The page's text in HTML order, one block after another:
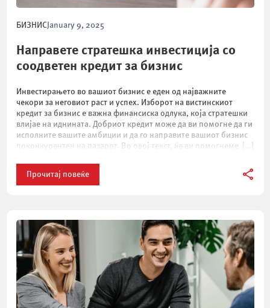
БИЗНИС January 9, 2025
Направете стратешка инвестиција со
соодветен кредит за бизнис
Инвестирањето во вашиот бизнис е еден од најважните
чекори за неговиот раст и успех. Изборот на вистинскиот
кредит за бизнис е важна финансиска одлука, која стратешки
влијае на иднината. Добриот кредит може да ви помогне да ги
исполните вашите амбиции и да го направите вашиот бизнис
поконкурентен на пазарот. Во овој текст, ќе ви помогнеме […]
Прочитај повеќе